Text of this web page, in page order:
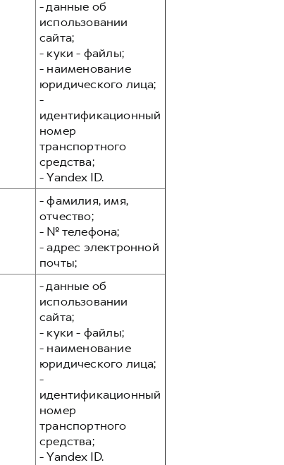
- данные об
использовании
сайта;
- куки - файлы;
- наименование
юридического лица;
-
идентификационный
номер
транспортного
средства;
- Yandex ID.
- фамилия, имя,
отчество;
- № телефона;
- адрес электронной
почты;
- данные об
использовании
сайта;
- куки - файлы;
- наименование
юридического лица;
-
идентификационный
номер
транспортного
средства;
- Yandex ID.